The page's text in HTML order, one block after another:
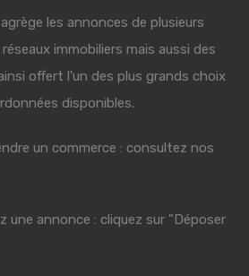
les annonces de plusieurs
immobiliers mais aussi des
offert l'un des plus grands choix
disponibles.
un commerce : consultez nos
une annonce : cliquez sur "Déposer